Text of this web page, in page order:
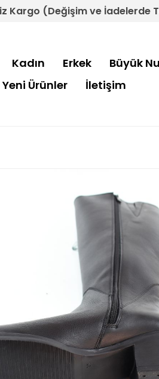
Kargo (Değişim ve İadelerde
Kadın Erkek
Büyük
Yeni Ürünler
İletişim